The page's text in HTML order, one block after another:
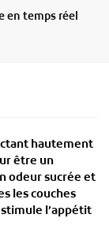
en temps réel
hautement
être un
odeur sucrée et
les couches
stimule l’appétit